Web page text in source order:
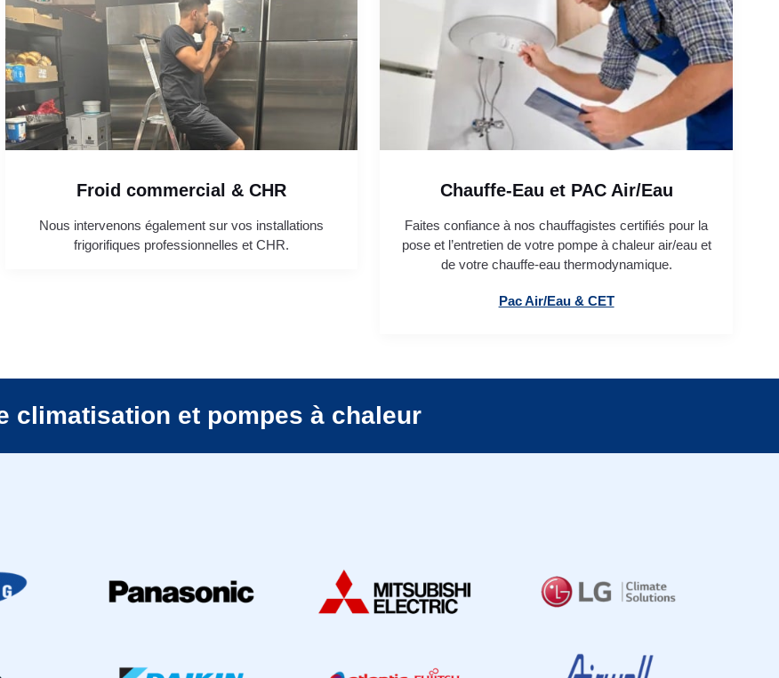
Froid commercial & CHR
Nous intervenons également sur vos installations
frigorifiques professionnelles et CHR.
Chauffe-Eau et PAC Air/Eau
Faites confiance à nos chauffagistes certifiés pour la
pose et l’entretien de votre pompe à chaleur air/eau et
de votre chauffe-eau thermodynamique.
Pac Air/Eau & CET
climatisation et pompes à chaleur